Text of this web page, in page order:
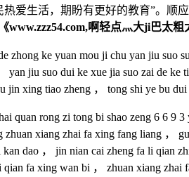
爱生活，期盼有更好的教育”。
www.zzz54.com,啊轻点灬大ji巴太
yuan mou ji chu yan jiu suo suo
jiu suo dui ke xue jia suo zai de
jin xing tiao zheng ， tong shi ye bu dui
zi tong bi shao zeng 6 6 9 3 yi
zhuan xiang zhai fa xing fang liang ，
dao ， jin nian cai zheng fa li qian
qian fa xing wan bi ， zhuan